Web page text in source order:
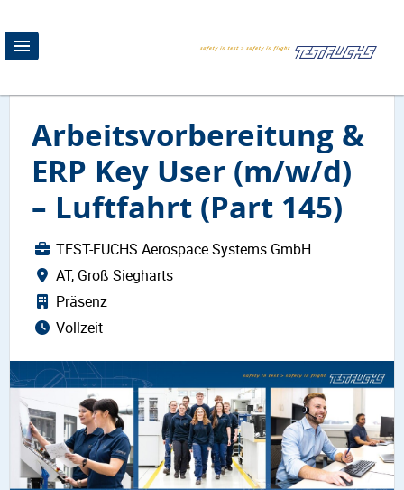
Arbeitsvorbereitung &
ERP Key User (m/w/d)
– Luftfahrt (Part 145)
TEST-FUCHS Aerospace Systems GmbH
AT, Groß Siegharts
Präsenz
Vollzeit